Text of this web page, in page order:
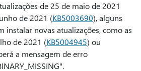
de 25 de maio de 2021
de 2021 (KB5003690), alguns
instalar novas atualizações, como as
de 2021 (KB5004945) ou
a mensagem de erro